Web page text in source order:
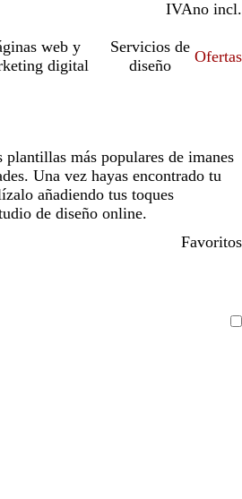
IVAincl.
no incl.
web y
digital
Servicios de
diseño
Ofertas
más populares de imanes
Una vez hayas encontrado tu
añadiendo tus toques
de diseño online.
Favoritos